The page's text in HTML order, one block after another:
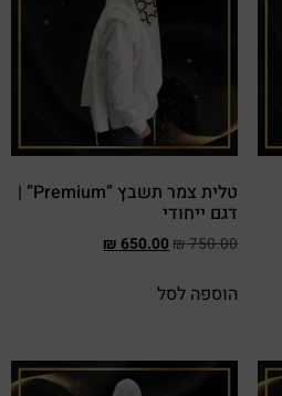
טלית צמר תשבץ ”Premium” |
דגם ייחודי
₪750.00
₪650.00
הוספה לסל